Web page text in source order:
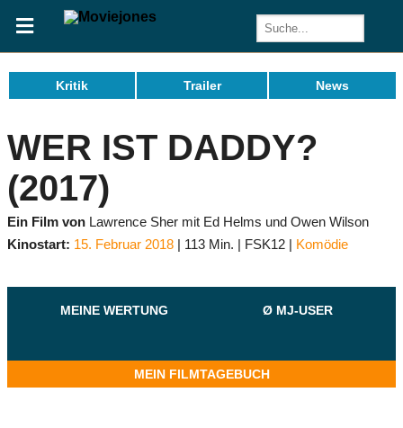
Kritik Trailer News
WER IST DADDY?
(2017)
Ein Film von Lawrence Sher mit Ed Helms und Owen Wilson
Kinostart: 15. Februar 2018 113 Min. FSK12 Komödie
MEINE WERTUNG Ø MJ-USER
MEIN FILMTAGEBUCH